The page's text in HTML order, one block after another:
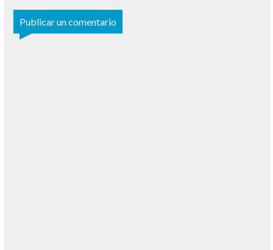
Publicar un comentario